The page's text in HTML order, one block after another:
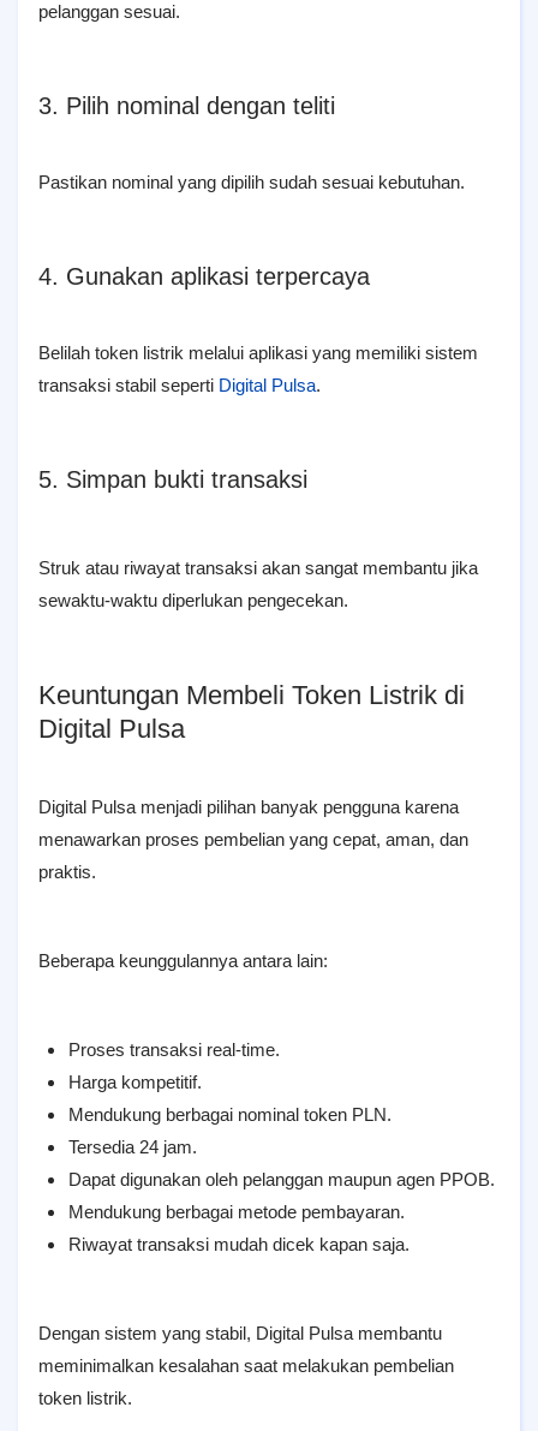
pelanggan sesuai.
3. Pilih nominal dengan teliti
Pastikan nominal yang dipilih sudah sesuai kebutuhan.
4. Gunakan aplikasi terpercaya
Belilah token listrik melalui aplikasi yang memiliki sistem
transaksi stabil seperti Digital Pulsa.
5. Simpan bukti transaksi
Struk atau riwayat transaksi akan sangat membantu jika
sewaktu-waktu diperlukan pengecekan.
Keuntungan Membeli Token Listrik di
Digital Pulsa
Digital Pulsa menjadi pilihan banyak pengguna karena
menawarkan proses pembelian yang cepat, aman, dan
praktis.
Beberapa keunggulannya antara lain:
Proses transaksi real-time.
Harga kompetitif.
Mendukung berbagai nominal token PLN.
Tersedia 24 jam.
Dapat digunakan oleh pelanggan maupun agen PPOB.
Mendukung berbagai metode pembayaran.
Riwayat transaksi mudah dicek kapan saja.
Dengan sistem yang stabil, Digital Pulsa membantu
meminimalkan kesalahan saat melakukan pembelian
token listrik.